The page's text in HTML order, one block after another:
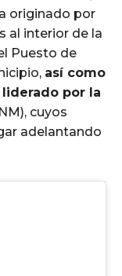
originado por
al interior de la
Puesto de
así como
por la
cuyos
adelantando